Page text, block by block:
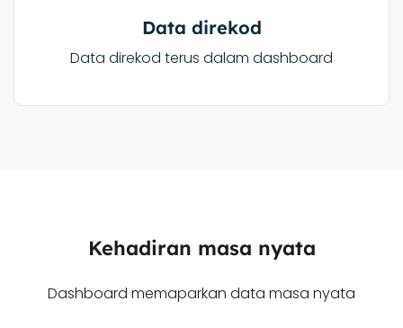
Data direkod
Data direkod terus dalam dashboard
Kehadiran masa nyata
Dashboard memaparkan data masa nyata